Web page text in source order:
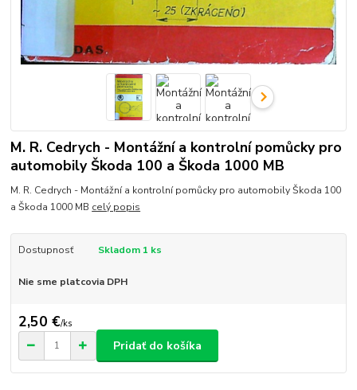
M. R. Cedrych - Montážní a kontrolní pomůcky pro
automobily Škoda 100 a Škoda 1000 MB
M. R. Cedrych - Montážní a kontrolní pomůcky pro automobily Škoda 100
a Škoda 1000 MB celý popis
Dostupnosť Skladom 1 ks
Nie sme platcovia DPH
2,50 €/ks
Pridať do košíka